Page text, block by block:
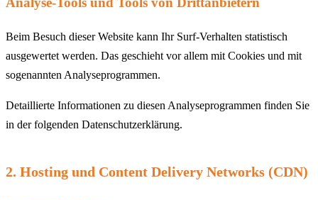
Beim Besuch dieser Website kann Ihr Surf-Verhalten statistisch
ausgewertet werden. Das geschieht vor allem mit Cookies und mit
sogenannten Analyseprogrammen.
Detaillierte Informationen zu diesen Analyseprogrammen finden Sie
in der folgenden Datenschutzerklärung.
2. Hosting und Content Delivery Networks (CDN)